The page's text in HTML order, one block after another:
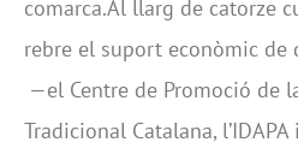
comarca.Al llarg de catorze
rebre el suport econòmic
—el Centre de Promoció de
Tradicional Catalana,